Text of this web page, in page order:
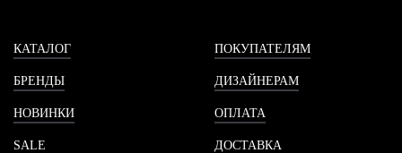
КАТАЛОГ
БРЕНДЫ
НОВИНКИ
SALE
ПОКУПАТЕЛЯМ
ДИЗАЙНЕРАМ
ОПЛАТА
ДОСТАВКА